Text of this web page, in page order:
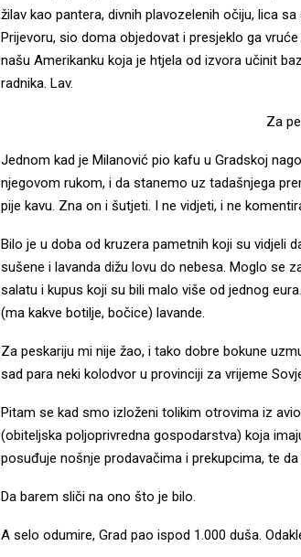
žilav kao pantera, divnih plavozelenih očiju, lica
Prijevoru, sio doma objedovat i presjeklo ga
našu Amerikanku koja je htjela od izvora učinit
radnika. Lav.
Za
Jednom kad je Milanović pio kafu u Gradskoj
njegovom rukom, i da stanemo uz tadašnjega
pije kavu. Zna on i šutjeti. I ne vidjeti, i ne
Bilo je u doba od kruzera pametnih koji su vidjeli
sušene i lavanda dižu lovu do nebesa. Moglo se
salatu i kupus koji su bili malo više od jednog
(ma kakve botilje, bočice) lavande.
Za peskariju mi nije žao, i tako dobre bokune
sad para neki kolodvor u provinciji za vrijeme
Pitam se kad smo izloženi tolikim otrovima iz
(obiteljska poljoprivredna gospodarstva) koja
posuđuje nošnje prodavačima i prekupcima, te
Da barem sliči na ono što je bilo.
A selo odumire, Grad pao ispod 1.000 duša.